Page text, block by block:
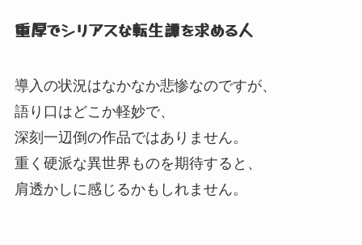
重厚でシリアスな転生譚を求める人
導入の状況はなかなか悲惨なのですが、
語り口はどこか軽妙で、
深刻一辺倒の作品ではありません。
重く硬派な異世界ものを期待すると、
肩透かしに感じるかもしれません。